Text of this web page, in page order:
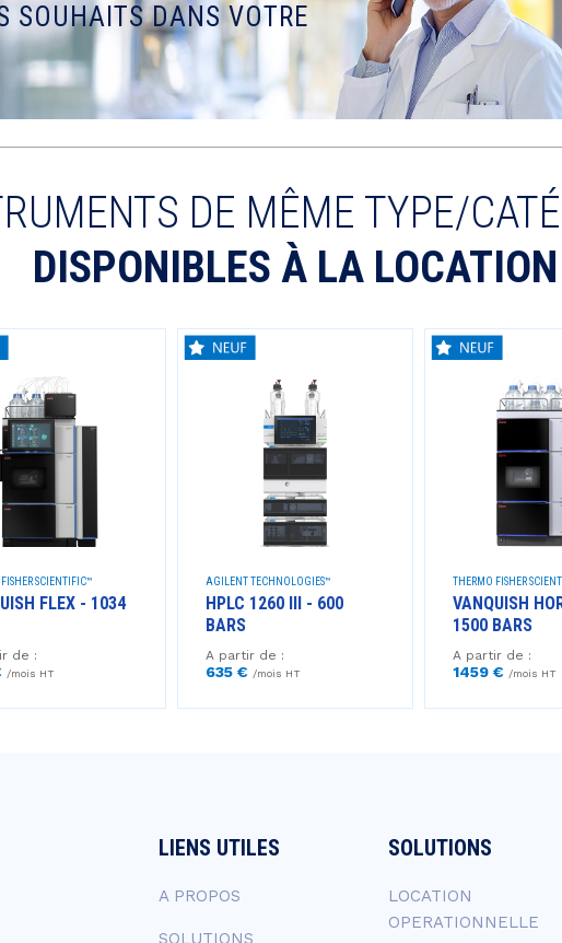
SOUHAITS DANS VOTRE
DE MÊME TYPE/
DISPONIBLES À LA LOCATION
SCIENTIFIC™
FLEX - 1034
de :
/mois HT
AGILENT TECHNOLOGIES™
HPLC 1260 III - 600
BARS
A partir de :
635 € /mois HT
THERMO FISHER
VANQUISH
1500 BARS
A partir de :
1459 € /mois HT
LIENS UTILES
A PROPOS
SOLUTIONS
SOLUTIONS
LOCATION
OPERATIONNELLE